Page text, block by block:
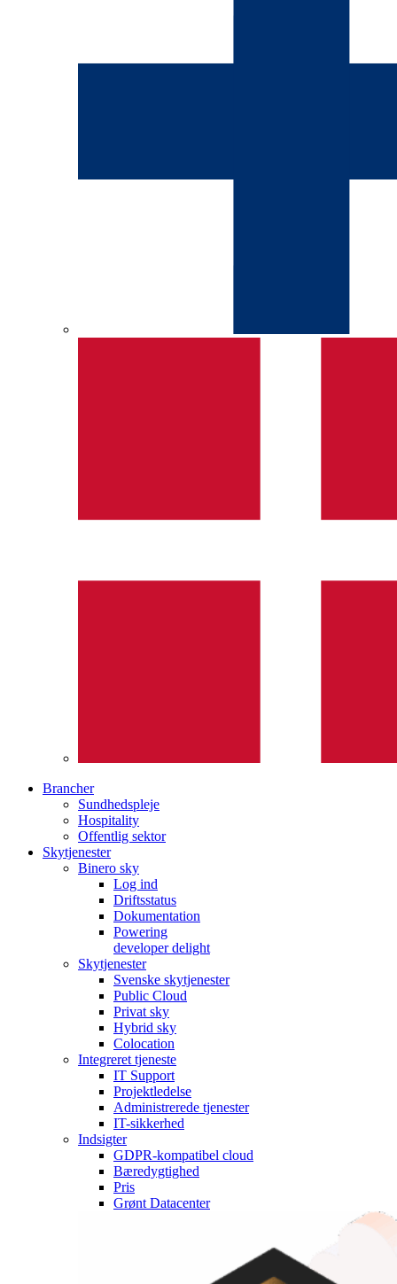
Brancher
Sundhedspleje
Hospitality
Offentlig sektor
Skytjenester
Binero sky
Log ind
Driftsstatus
Dokumentation
Powering
developer delight
Skytjenester
Svenske skytjenester
Public Cloud
Privat sky
Hybrid sky
Colocation
Integreret tjeneste
IT Support
Projektledelse
Administrerede tjenester
IT-sikkerhed
Indsigter
GDPR-kompatibel cloud
Bæredygtighed
Pris
Grønt Datacenter